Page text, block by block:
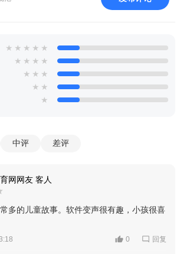
★ ★ ★ ★ ★
★ ★ ★ ★
★ ★ ★
★ ★
★
中评 差评
网网友 客人
多的儿童故事。软件变声很有趣，小孩很喜
0 回复